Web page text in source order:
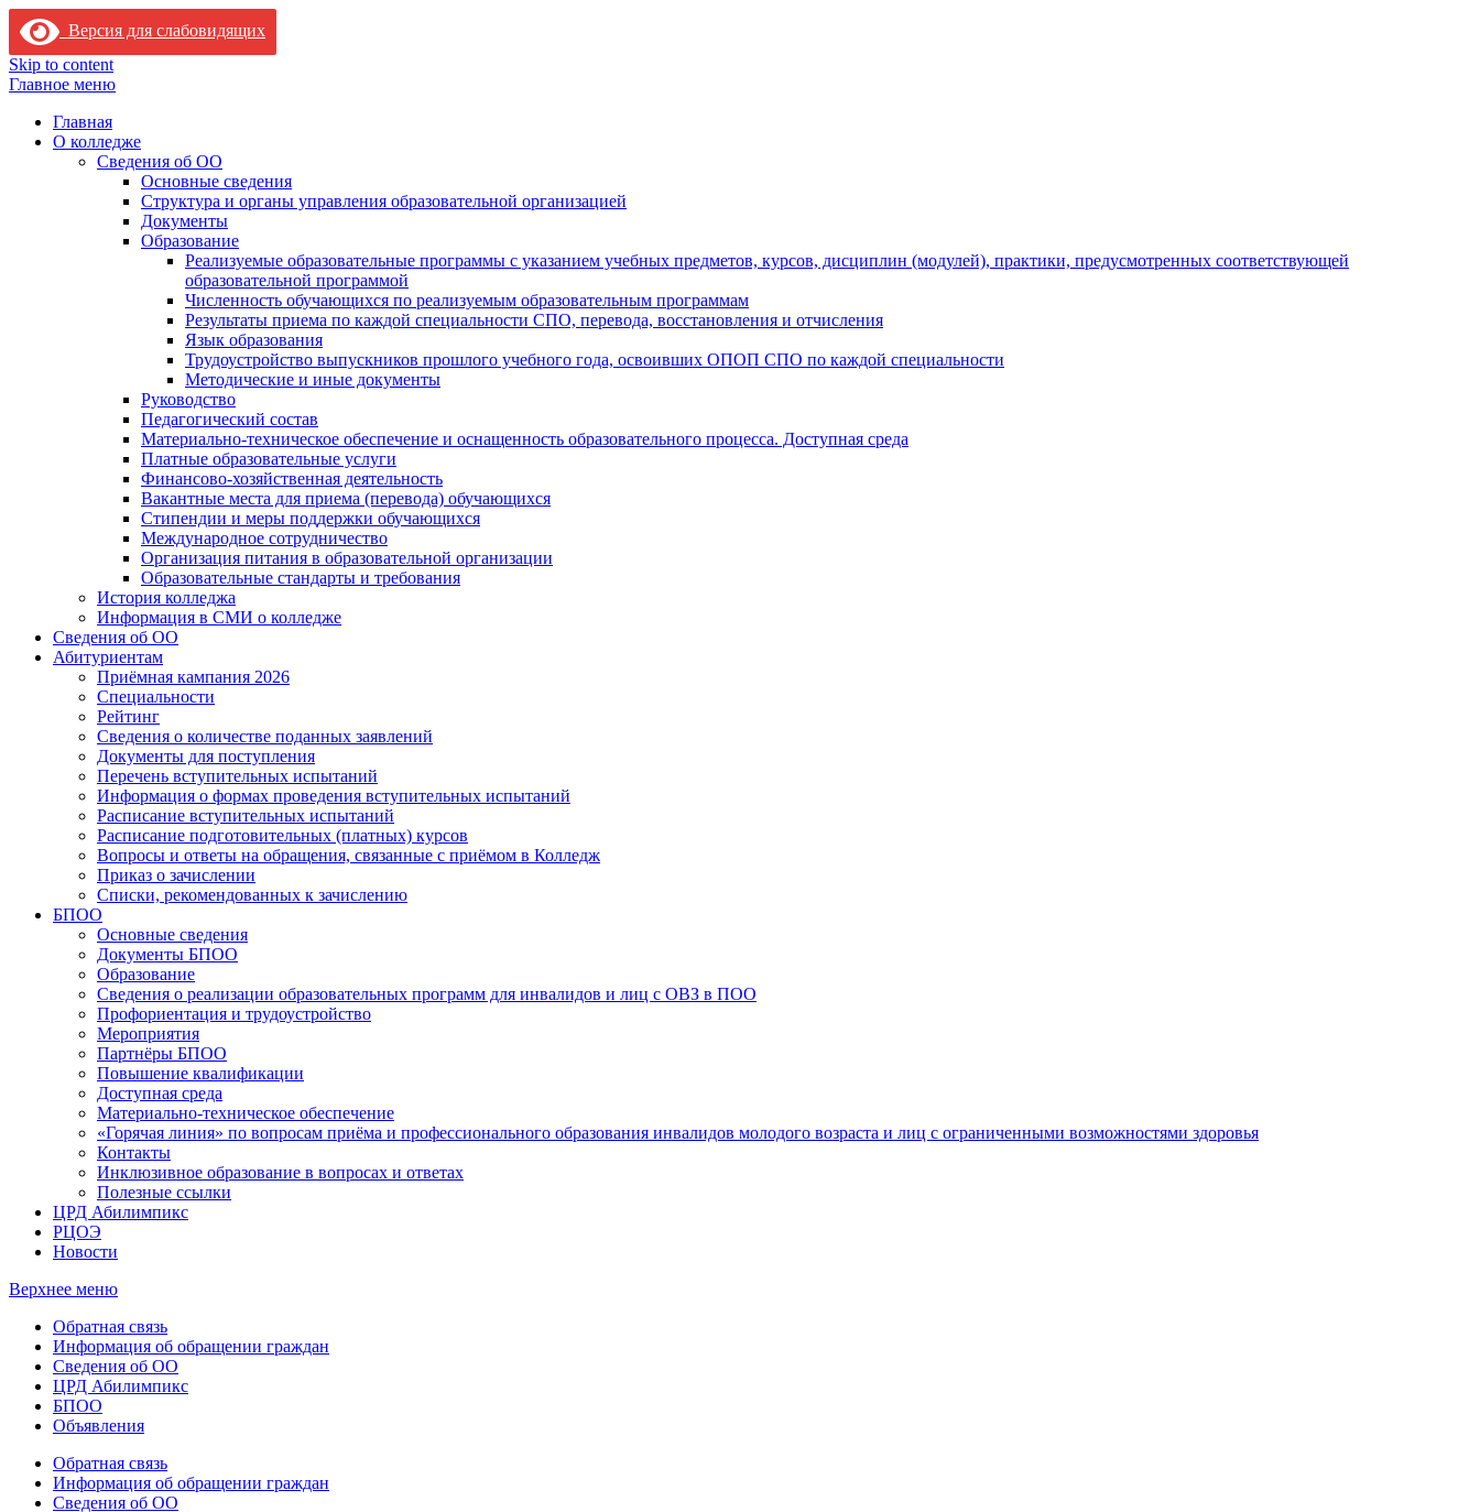
Версия для слабовидящих
Skip to content
Главное меню
Главная
О колледже
Сведения об ОО
Основные сведения
Структура и органы управления образовательной организацией
Документы
Образование
Реализуемые образовательные программы с указанием учебных предметов, курсов, дисциплин (модулей), практики, предусмотренных соответствующей
образовательной программой
Численность обучающихся по реализуемым образовательным программам
Результаты приема по каждой специальности СПО, перевода, восстановления и отчисления
Язык образования
Трудоустройство выпускников прошлого учебного года, освоивших ОПОП СПО по каждой специальности
Методические и иные документы
Руководство
Педагогический состав
Материально-техническое обеспечение и оснащенность образовательного процесса. Доступная среда
Платные образовательные услуги
Финансово-хозяйственная деятельность
Вакантные места для приема (перевода) обучающихся
Стипендии и меры поддержки обучающихся
Международное сотрудничество
Организация питания в образовательной организации
Образовательные стандарты и требования
История колледжа
Информация в СМИ о колледже
Сведения об ОО
Абитуриентам
Приёмная кампания 2026
Специальности
Рейтинг
Сведения о количестве поданных заявлений
Документы для поступления
Перечень вступительных испытаний
Информация о формах проведения вступительных испытаний
Расписание вступительных испытаний
Расписание подготовительных (платных) курсов
Вопросы и ответы на обращения, связанные с приёмом в Колледж
Приказ о зачислении
Списки, рекомендованных к зачислению
БПОО
Основные сведения
Документы БПОО
Образование
Сведения о реализации образовательных программ для инвалидов и лиц с ОВЗ в ПОО
Профориентация и трудоустройство
Мероприятия
Партнёры БПОО
Повышение квалификации
Доступная среда
Материально-техническое обеспечение
«Горячая линия» по вопросам приёма и профессионального образования инвалидов молодого возраста и лиц с ограниченными возможностями здоровья
Контакты
Инклюзивное образование в вопросах и ответах
Полезные ссылки
ЦРД Абилимпикс
РЦОЭ
Новости
Верхнее меню
Обратная связь
Информация об обращении граждан
Сведения об ОО
ЦРД Абилимпикс
БПОО
Объявления
Обратная связь
Информация об обращении граждан
Сведения об ОО